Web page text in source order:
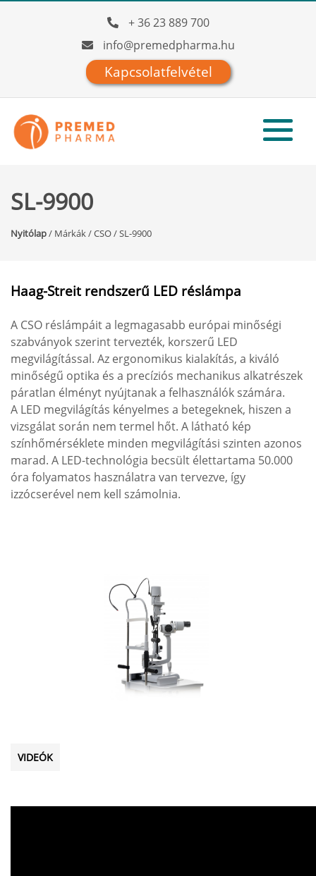
+ 36 23 889 700
info@premedpharma.hu
Kapcsolatfelvétel
SL-9900
Nyitólap/ Márkák/CSO/SL-9900
Haag-Streit rendszerű LED réslámpa
A CSO réslámpáit a legmagasabb európai minőségi
szabványok szerint tervezték, korszerű LED
megvilágítással. Az ergonomikus kialakítás, a kiváló
minőségű optika és a precíziós mechanikus alkatrészek
páratlan élményt nyújtanak a felhasználók számára.
A LED megvilágítás kényelmes a betegeknek, hiszen a
vizsgálat során nem termel hőt. A látható kép
színhőmérséklete minden megvilágítási szinten azonos
marad. A LED-technológia becsült élettartama 50.000
óra folyamatos használatra van tervezve, így
izzócserével nem kell számolnia.
VIDEÓK